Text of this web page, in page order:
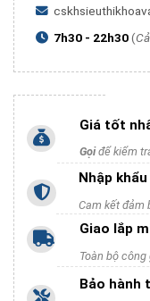
7h30 - 22h30(
Giá tốt
Gọiđể kiểm
Nhập
Cam kết đảm
Giao lắp
Toàn bộ
Bảo hành